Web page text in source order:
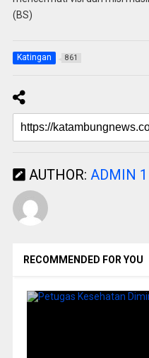
(BS)
Katingan 861
AUTHOR: ADMIN 1
RECOMMENDED FOR YOU